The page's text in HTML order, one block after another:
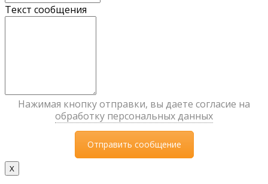
Текст сообщения
Нажимая кнопку отправки, вы даете согласие на
обработку персональных данных
X